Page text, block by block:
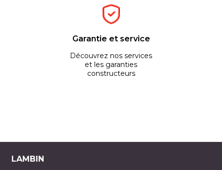
Garantie et service
Découvrez nos services
et les garanties
constructeurs
LAMBIN